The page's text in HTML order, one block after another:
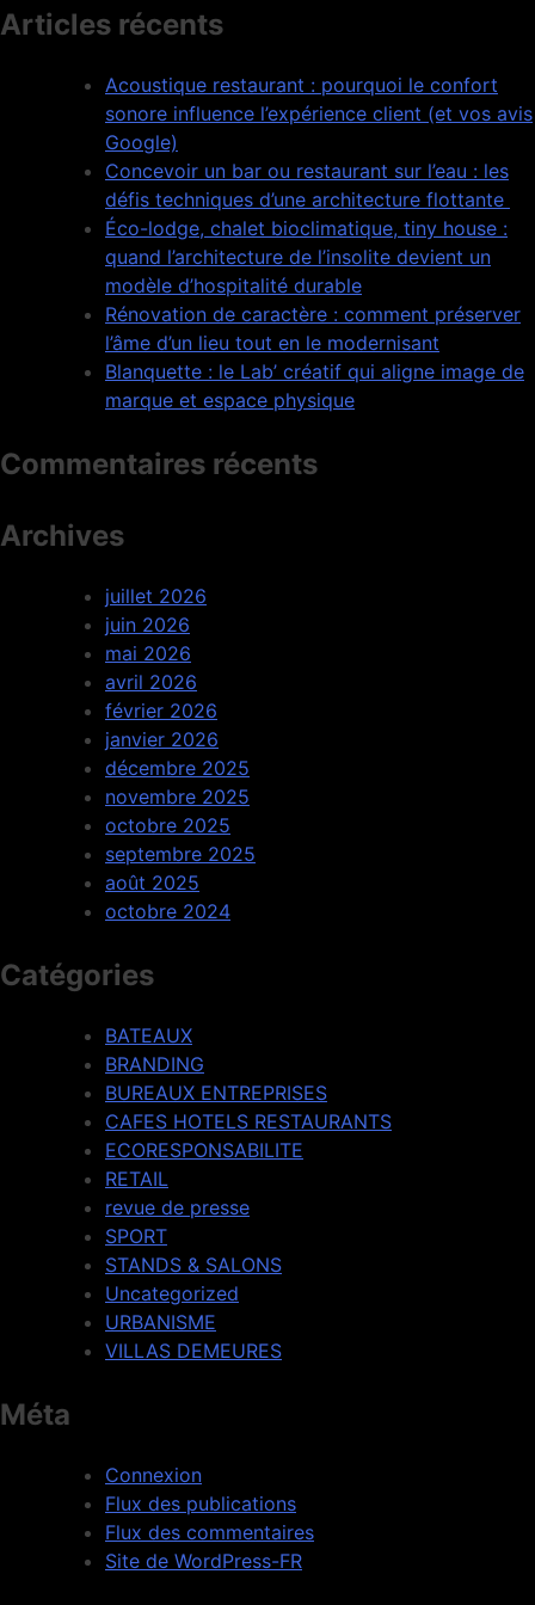
Articles récents
Acoustique restaurant : pourquoi le confort
sonore influence l’expérience client (et vos avis
Google)
Concevoir un bar ou restaurant sur l’eau : les
défis techniques d’une architecture flottante
Éco-lodge, chalet bioclimatique, tiny house :
quand l’architecture de l’insolite devient un
modèle d’hospitalité durable
Rénovation de caractère : comment préserver
l’âme d’un lieu tout en le modernisant
Blanquette : le Lab’ créatif qui aligne image de
marque et espace physique
Commentaires récents
Archives
juillet 2026
juin 2026
mai 2026
avril 2026
février 2026
janvier 2026
décembre 2025
novembre 2025
octobre 2025
septembre 2025
août 2025
octobre 2024
Catégories
BATEAUX
BRANDING
BUREAUX ENTREPRISES
CAFES HOTELS RESTAURANTS
ECORESPONSABILITE
RETAIL
revue de presse
SPORT
STANDS & SALONS
Uncategorized
URBANISME
VILLAS DEMEURES
Méta
Connexion
Flux des publications
Flux des commentaires
Site de WordPress-FR